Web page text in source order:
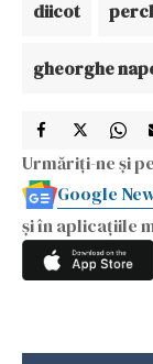
diicot
gheorghe
Urmăriți-ne și pe
Google
și în aplicațiile